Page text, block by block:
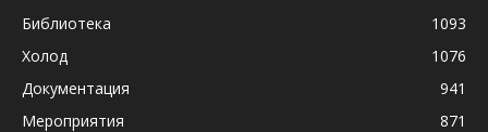
Библиотека
1093
Холод
1076
Документация
941
Мероприятия
871